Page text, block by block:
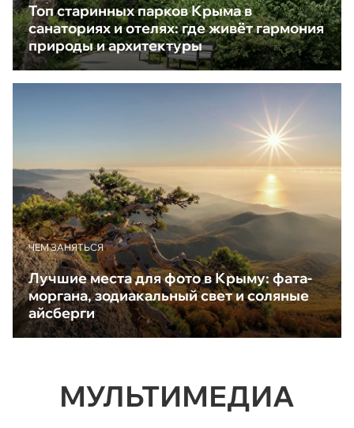
Топ старинных парков Крыма в
санаториях и отелях: где живёт гармония
природы и архитектуры
ЧЕМ ЗАНЯТЬСЯ
Лучшие места для фото в Крыму: фата-
моргана, зодиакальный свет и соляные
айсберги
МУЛЬТИМЕДИА